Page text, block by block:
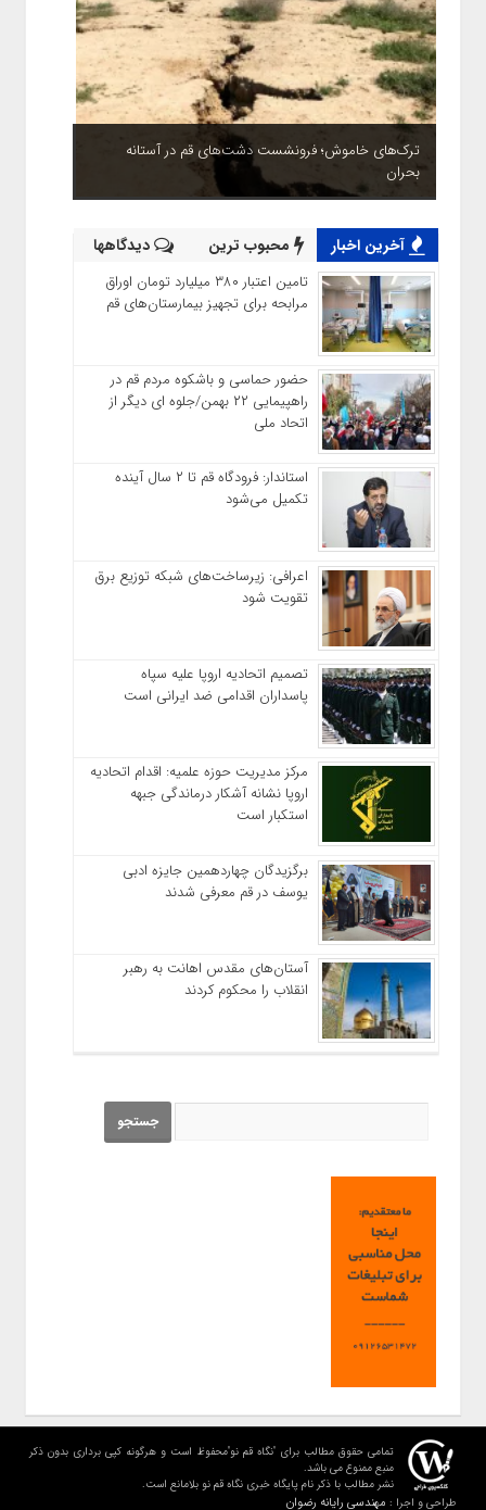
ترک‌های خاموش؛ فرونشست دشت‌های قم در آستانه
بحران
آخرین اخبار محبوب ترین دیدگاهها
تامین اعتبار ۳۸۰ میلیارد تومان اوراق
مرابحه برای تجهیز بیمارستان‌های قم
حضور حماسی و باشکوه مردم قم در
راهپیمایی ۲۲ بهمن/جلوه ای دیگر از
اتحاد ملی
استاندار: فرودگاه قم تا ۲ سال آینده
تکمیل می‌شود
اعرافی: زیرساخت‌های شبکه توزیع برق
تقویت شود
تصمیم اتحادیه اروپا علیه سپاه
پاسداران اقدامی ضد ایرانی است
مرکز مدیریت حوزه علمیه: اقدام اتحادیه
اروپا نشانه آشکار درماندگی جبهه
استکبار است
برگزیدگان چهاردهمین جایزه ادبی
یوسف در قم معرفی شدند
آستان‌های مقدس اهانت به رهبر
انقلاب را محکوم کردند
تمامی حقوق مطالب برای "نگاه قم نو"محفوظ است و هرگونه کپی برداری بدون ذکر
منبع ممنوع می باشد.
نشر مطالب با ذکر نام پایگاه خبری نگاه قم نو بلامانع است.
طراحی و اجرا : مهندسی رایانه رضوان